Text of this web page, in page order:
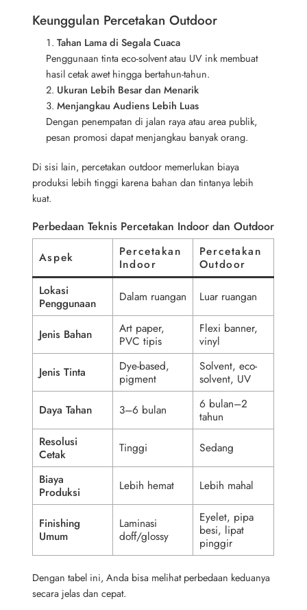
Keunggulan Percetakan Outdoor
Tahan Lama di Segala Cuaca
Penggunaan tinta eco-solvent atau UV ink membuat
hasil cetak awet hingga bertahun-tahun.
Ukuran Lebih Besar danMenarik
Menjangkau Audiens Lebih Luas
Dengan penempatan di jalan raya atau area publik,
pesan promosi dapat menjangkau banyak orang.
Di sisi lain, percetakan outdoor memerlukan biaya
produksi lebih tinggi karena bahan dan tintanya lebih
kuat.
Perbedaan Teknis Percetakan Indoor dan Outdoor
Aspek
Percetakan
Indoor
Percetakan
Outdoor
Lokasi
Penggunaan
Dalam ruangan Luar ruangan
Jenis Bahan
Art paper,
PVC tipis
Flexi banner,
vinyl
Jenis Tinta
Dye-based,
pigment
Solvent, eco-
solvent, UV
Daya Tahan
3–6 bulan
6 bulan–2
tahun
Resolusi
Cetak
Tinggi
Sedang
Biaya
Produksi
Lebih hemat Lebih mahal
Finishing
Umum
Laminasi
doff/glossy
Eyelet, pipa
besi, lipat
pinggir
Dengan tabel ini, Anda bisa melihat perbedaan keduanya
secara jelas dan cepat.